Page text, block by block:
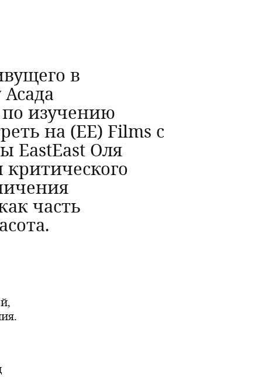
в
по изучению
на (EE) Films с
EastEast Оля
часть